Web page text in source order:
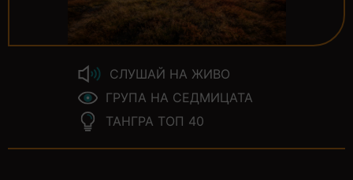
СЛУШАЙ НА ЖИВО
ГРУПА НА СЕДМИЦАТА
ТАНГРА ТОП 40